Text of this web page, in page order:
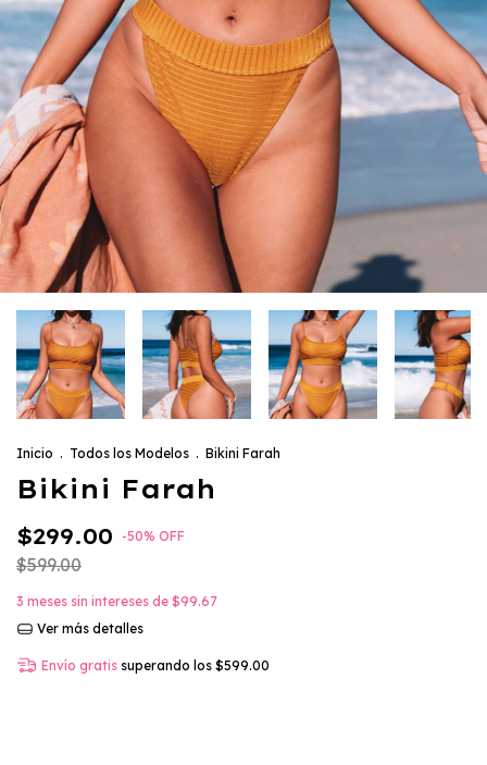
Inicio . Todos los Modelos . Bikini Farah
Bikini Farah
$299.00 -50% OFF
$599.00
3 meses sin intereses de $99.67
Ver más detalles
Envío gratis superando los $599.00